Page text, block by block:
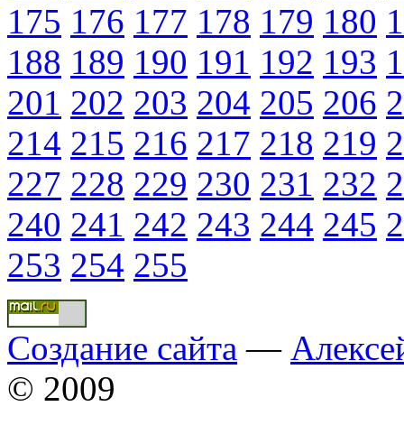
175 176 177 178 179 180
188 189 190 191 192 193
201 202 203 204 205 206
214 215 216 217 218 219
227 228 229 230 231 232
240 241 242 243 244 245
253 254 255
Создание сайта —
© 2009